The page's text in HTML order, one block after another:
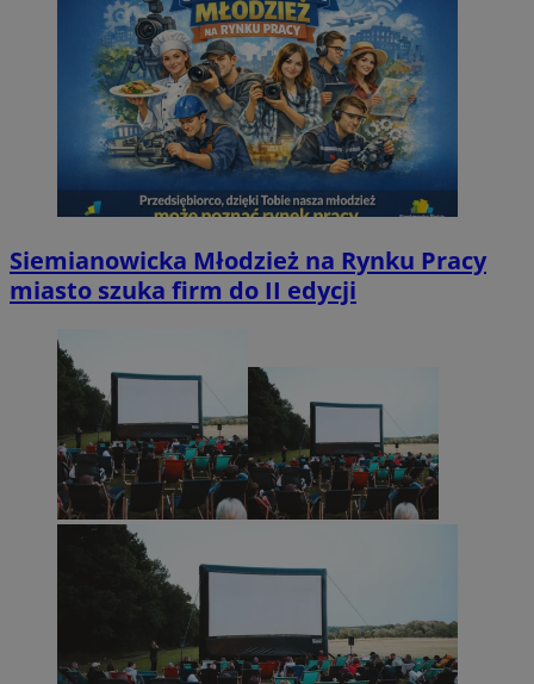
Siemianowicka Młodzież na Rynku Pracy
miasto szuka firm do II edycji